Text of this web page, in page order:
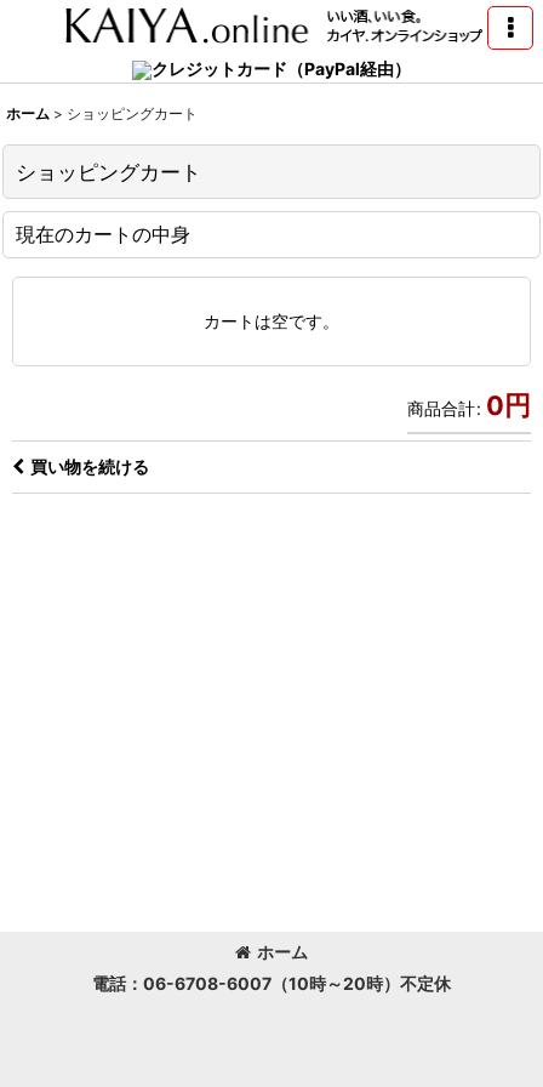
クレジットカード（PayPal経由）
ホーム > ショッピングカート
ショッピングカート
現在のカートの中身
カートは空です。
商品合計: 0円
買い物を続ける
ホーム
電話：06-6708-6007（10時～20時）不定休